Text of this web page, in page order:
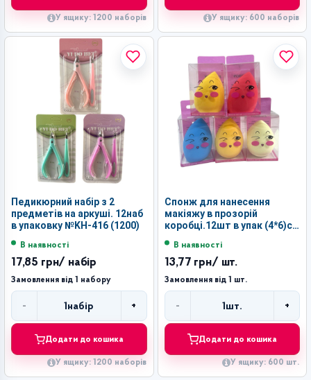
У ящику: 1200 наборів У ящику: 600 наборів
Педикюрний набір з 2
предметів на аркуші. 12наб
в упаковку №KH-416 (1200)
В наявності
17,85 грн/ набір
Замовлення від 1 набору
-
Кількість
1 набір +
Додати до кошика
У ящику: 1200 наборів
Спонж для нанесення
макіяжу в прозорій
коробці.12шт в упак (4*6)см
В наявності
13,77 грн/ шт.
Замовлення від 1 шт.
- 1 шт. +
Додати до кошика
У ящику: 600 шт.